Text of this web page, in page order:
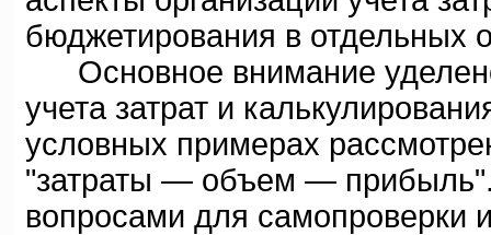
бюджетирования в отдельных
Основное внимание
учета затрат и
условных примерах
"затраты — объем — прибыль".
вопросами для самопроверки